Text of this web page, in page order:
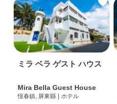
ミラ ベラ ゲスト ハウス
Mira Bella Guest House
恆春鎮, 屏東縣 ホテル